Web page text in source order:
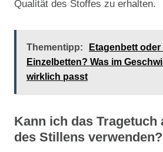
Qualität des Stoffes zu erhalten.
Thementipp:
Etagenbett oder
Einzelbetten? Was im
wirklich passt
Kann ich das Tragetuch
des Stillens verwenden?